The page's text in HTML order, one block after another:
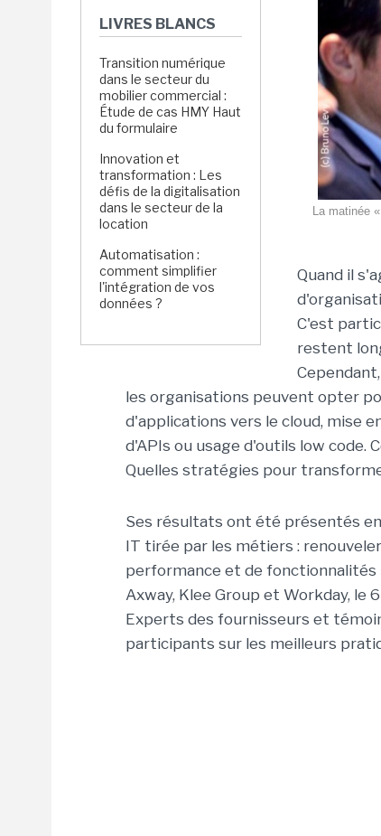
LIVRES BLANCS
Transition numérique
dans le secteur du
mobilier commercial :
Étude de cas HMY Haut
du formulaire
Innovation et
transformation : Les
défis de la digitalisation
dans le secteur de la
location
Automatisation :
comment simplifier
l'intégration de vos
données ?
La matinée
Quand il
C'est
restent
les organisations peuvent opter
d'applications vers le cloud, mise
d'APIs ou usage d'outils low code.
Quelles stratégies pour
Ses résultats ont été présentés
IT tirée par les métiers :
performance et de fonctionnalités
Axway, Klee Group et Workday, le
Experts des fournisseurs et
participants sur les meilleurs